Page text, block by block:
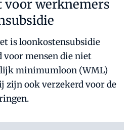
voor werknemers
is loonkostensubsidie
voor mensen die niet
minimumloon (WML)
zijn ook verzekerd voor de